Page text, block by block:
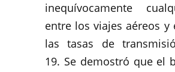
inequívocamente
entre los viajes aéreos y
las tasas de
19. Se demostró que el